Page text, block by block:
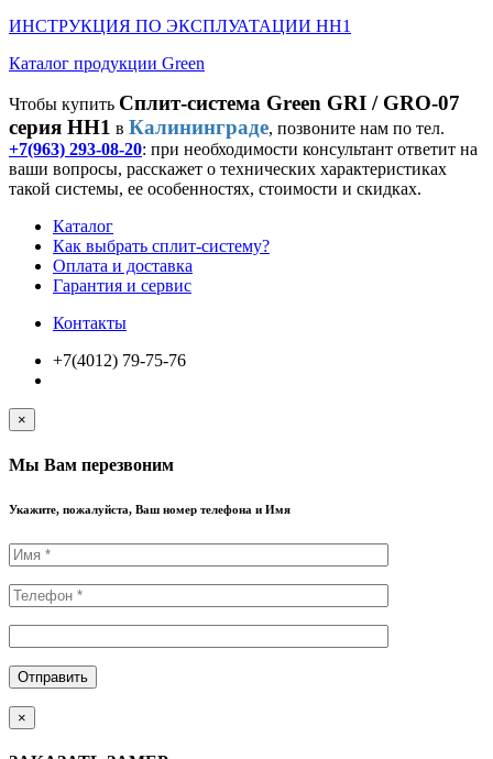
ИНСТРУКЦИЯ ПО ЭКСПЛУАТАЦИИ HH1
Каталог продукции Green
Чтобы купить Сплит-система Green GRI / GRO-07
серия HH1 в Калининграде, позвоните нам по тел.
+7(963) 293-08-20: при необходимости консультант ответит на
ваши вопросы, расскажет о технических характеристиках
такой системы, ее особенностях, стоимости и скидках.
Каталог
Как выбрать сплит-систему?
Оплата и доставка
Гарантия и сервис
Контакты
+7(4012) 79-75-76
×
Мы Вам перезвоним
Укажите, пожалуйста, Ваш номер телефона и Имя
×